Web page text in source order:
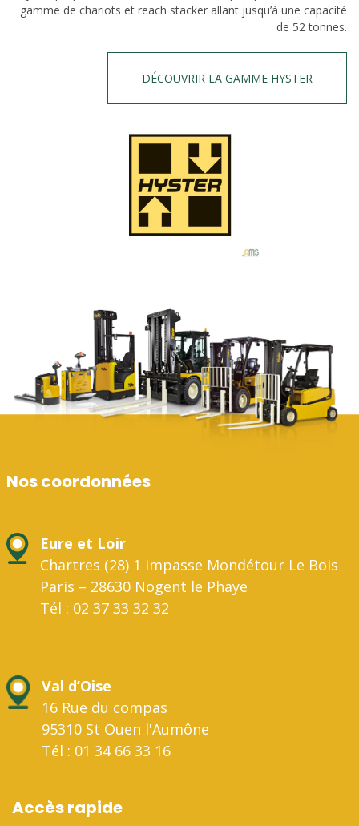
gamme de chariots et reach stacker allant jusqu’à une capacité
de 52 tonnes.
DÉCOUVRIR LA GAMME HYSTER
Nos coordonnées
Eure et Loir
Chartres (28) 1 impasse Mondétour Le Bois
Paris – 28630 Nogent le Phaye
Tél : 02 37 33 32 32
Val d’Oise
16 Rue du compas
95310 St Ouen l'Aumône
Tél : 01 34 66 33 16
Accès rapide